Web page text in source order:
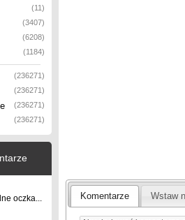
(11)
(3407)
(6208)
(1184)
(236271)
(236271)
(236271)
(236271)
oczka... Komentarze Wstaw